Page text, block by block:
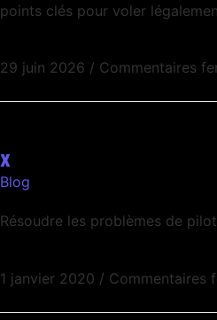
points clés pour voler
29 juin 2026 / Commentaires
x
Blog
Résoudre les problèmes de
1 janvier 2020 / Commentaires